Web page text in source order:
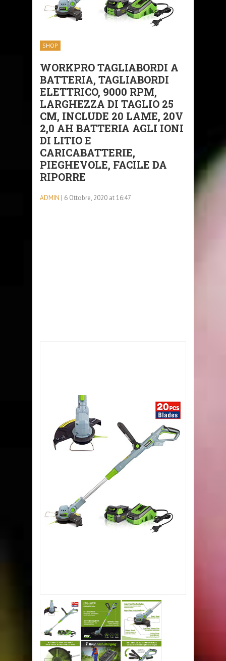
SHOP
WORKPRO TAGLIABORDI A
BATTERIA, TAGLIABORDI
ELETTRICO, 9000 RPM,
LARGHEZZA DI TAGLIO 25
CM, INCLUDE 20 LAME, 20V
2,0 AH BATTERIA AGLI IONI
DI LITIO E
CARICABATTERIE,
PIEGHEVOLE, FACILE DA
RIPORRE
ADMIN | 6 Ottobre, 2020 at 16:47